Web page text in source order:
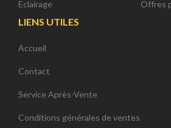
Eclairage Offres
LIENS UTILES
Accueil
Contact
Service Après-Vente
Conditions générales de ventes